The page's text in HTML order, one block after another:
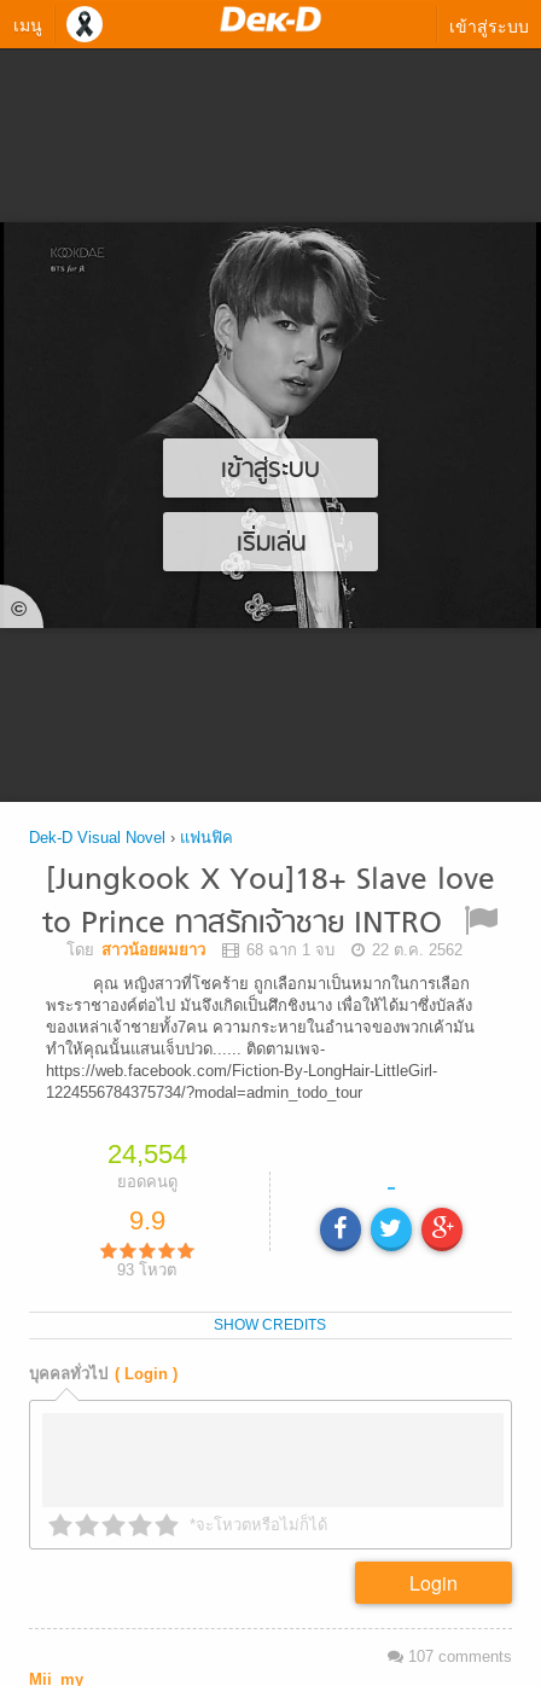
เมนู เข้าสู่ระบบ
เข้าสู่ระบบ
เริ่มเล่น
©
Dek-D Visual Novel › แฟนฟิค
[Jungkook X You]18+ Slave love
to Prince ทาสรักเจ้าชาย INTRO
โดย สาวน้อยผมยาว 68 ฉาก 1 จบ
22 ต.ค. 2562
คุณ หญิงสาวที่โชคร้าย ถูกเลือกมาเป็นหมากในการเลือก
พระราชาองค์ต่อไป มันจึงเกิดเป็นศึกชิงนาง เพื่อให้ได้มาซึ่งบัลลัง
ของเหล่าเจ้าชายทั้ง7คน ความกระหายในอำนาจของพวกเค้ามัน
ทำให้คุณนั้นแสนเจ็บปวด...... ติดตามเพจ-
https://web.facebook.com/Fiction-By-LongHair-LittleGirl-
1224556784375734/?modal=admin_todo_tour
24,554
ยอดคนดู
9.9
93 โหวต
-
SHOW CREDITS
บุคคลทั่วไป ( Login )
*จะโหวตหรือไม่ก็ได้
Login
107comments
Mii_my